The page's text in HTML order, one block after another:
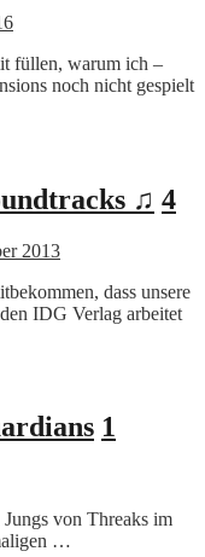
füllen, warum ich –
noch nicht gespielt
♫ 4
2013
dass unsere
IDG Verlag arbeitet
1
von Threaks im
…